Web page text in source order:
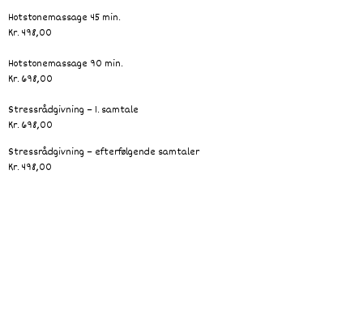
Hotstonemassage 45 min.
Kr. 498,00
Hotstonemassage 90 min.
Kr. 698,00
Stressrådgivning – 1. samtale
Kr. 698,00
Stressrådgivning – efterfølgende samtaler
Kr. 498,00